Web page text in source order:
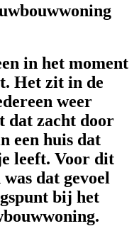
in het moment
Het zit in de
weer
dat zacht door
een huis dat
leeft. Voor dit
dat gevoel
bij het